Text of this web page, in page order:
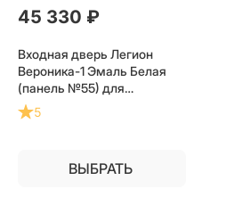
45 330 ₽
Входная дверь Легион
Вероника-1 Эмаль Белая
(панель №55) для
установки в квартиру
5
ВЫБРАТЬ